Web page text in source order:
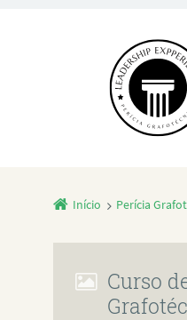
Início Perícia
Curso